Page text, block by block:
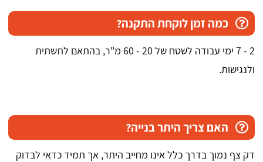
כמה זמן לוקחת התקנה?
2 - 7 ימי עבודה לשטח של 20 - 60 מ"ר, בהתאם לתשתית
ולנגישות.
האם צריך היתר בנייה?
דק צף נמוך בדרך כלל אינו מחייב היתר, אך תמיד כדאי לבדוק